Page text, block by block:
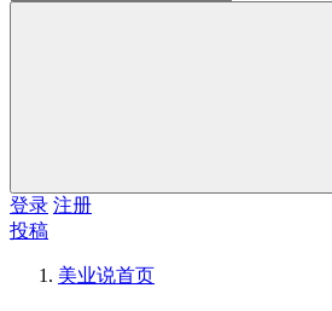
登录 注册
投稿
美业说首页